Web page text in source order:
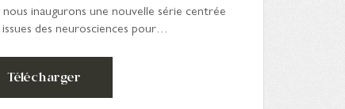
inaugurons une nouvelle série centrée
des neurosciences pour…
Télécharger